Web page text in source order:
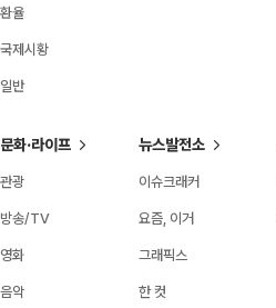
환율
국제시황
일반
문화·라이프
관광
방송/TV
영화
음악
뉴스발전소
이슈크래커
요즘, 이거
그래픽스
한 컷